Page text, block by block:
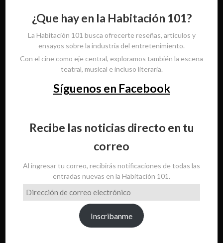
¿Que hay en la Habitación 101?
La Habitación 101 busca ofrecerte reseñas, artículos y
ensayos sobre la industria del entretenimiento.
Con el cine como eje central, exploramos también la escena
teatral, musical e incluso literaria.
Síguenos en Facebook
Recibe las noticias directo en tu
correo
Al ingresar tu correo, recibirás notificaciones de todas las
entradas nuevas en la Habitación 101.
Dirección
de
Inscribanme